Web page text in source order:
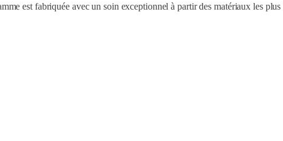
est fabriquée avec un soin exceptionnel à partir des matériaux les